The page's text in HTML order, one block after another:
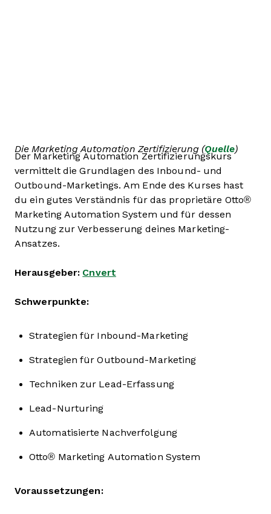
Die Marketing Automation Zertifizierung (Quelle)
Der Marketing Automation Zertifizierungskurs
vermittelt die Grundlagen des Inbound- und
Outbound-Marketings. Am Ende des Kurses hast
du ein gutes Verständnis für das proprietäre Otto®
Marketing Automation System und für dessen
Nutzung zur Verbesserung deines Marketing-
Ansatzes.
Herausgeber: Cnvert
Schwerpunkte:
Strategien für Inbound-Marketing
Strategien für Outbound-Marketing
Techniken zur Lead-Erfassung
Lead-Nurturing
Automatisierte Nachverfolgung
Otto® Marketing Automation System
Voraussetzungen: